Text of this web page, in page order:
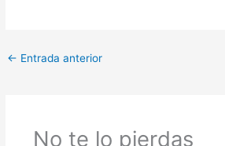
← Entrada anterior
No te lo pierdas